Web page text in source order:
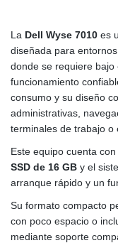
La Dell Wyse 7010 es
diseñada para
donde se requiere
funcionamiento
consumo y su diseño
administrativas,
terminales de trabajo o
Este equipo cuenta con
SSD de 16 GB y el
arranque rápido y un
Su formato compacto
con poco espacio o
mediante soporte